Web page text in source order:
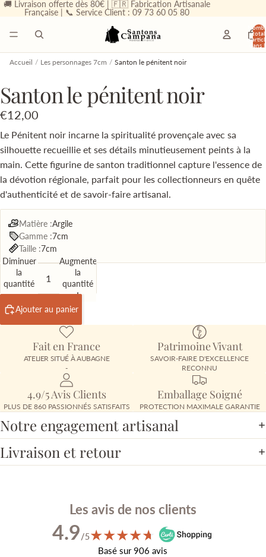
🚚 Livraison offerte dès 80€ | 🇫🇷 Fabrication Artisanale
Française | 📞 Service Client : 09 73 60 05 80
total
dans
Accueil / Les personnages 7cm / Santon le pénitent noir
Santon le pénitent noir
€12,00
Le Pénitent noir incarne la spiritualité provençale avec sa
silhouette recueillie et ses détails minutieusement peints à la
main. Cette figurine de santon traditionnel capture l'essence de
la dévotion régionale, parfait pour les collectionneurs en quête
d'authenticité et de savoir-faire artisanal.
Matière :Argile
Gamme :7cm
Taille :7cm
Diminuer
la
quantité
Augmenter
la
quantité
Ajouter au panier
Fait en France
ATELIER SITUÉ À AUBAGNE
-
Patrimoine Vivant
SAVOIR-FAIRE D'EXCELLENCE
RECONNU
4.9/5 Avis Clients
PLUS DE 860 PASSIONNÉS SATISFAITS
Emballage Soigné
PROTECTION MAXIMALE GARANTIE
Notre engagement artisanal
Livraison et retour
Les avis de nos clients
4.9/5★★★★★
★
Basé sur 906 avis